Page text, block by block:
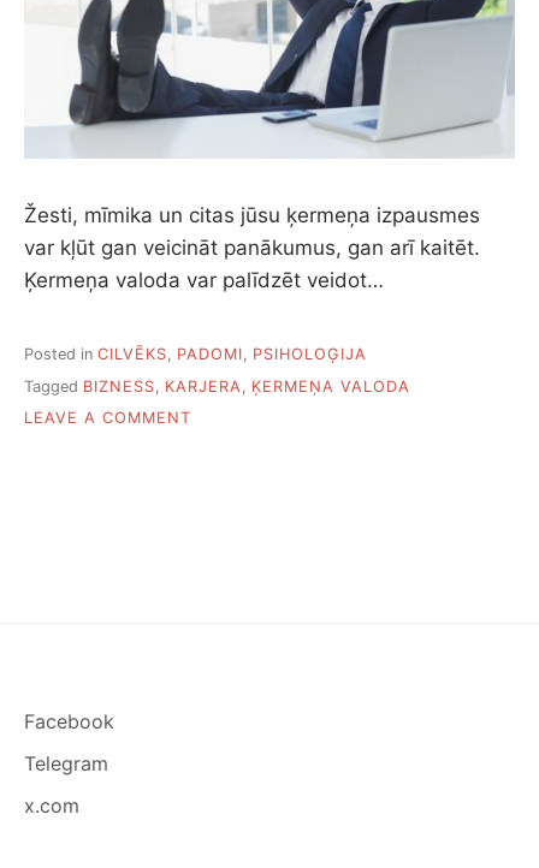
Žesti, mīmika un citas jūsu ķermeņa izpausmes
var kļūt gan veicināt panākumus, gan arī kaitēt.
Ķermeņa valoda var palīdzēt veidot…
Posted in CILVĒKS, PADOMI, PSIHOLOĢIJA
Tagged BIZNESS KARJERA
ĶERMEŅA VALODA
LEAVE A COMMENT
Facebook
Telegram
x.com